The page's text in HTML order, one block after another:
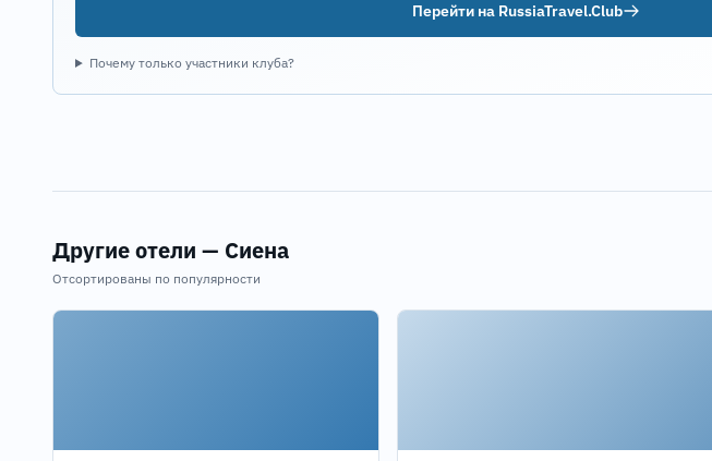
Перейти на RussiaTravel.Club
Почему только участники клуба?
Другие отели — Сиена
Отсортированы по популярности